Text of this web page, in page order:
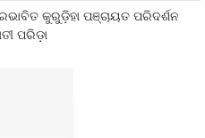
କୁରୁଡ଼ିହା ପଞ୍ଚାୟତ ପରିଦର୍ଶନ
ପରିଡ଼ା